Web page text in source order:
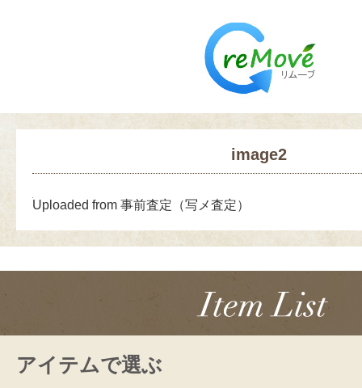
image2
Uploaded from 事前査定（写メ査定）
アイテムで選ぶ